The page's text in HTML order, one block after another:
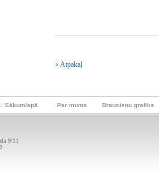
« Atpakaļ
Sākumlapā Par mums Braucienu grafiks
9/11